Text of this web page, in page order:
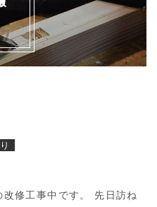
修工事中です。 先日訪ね